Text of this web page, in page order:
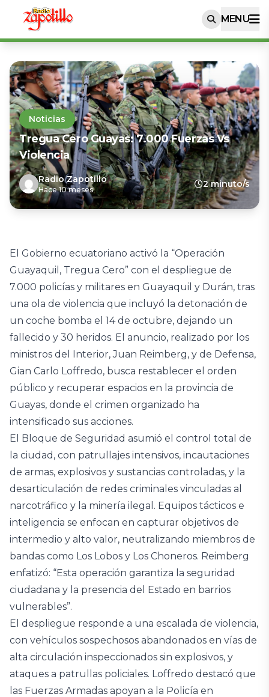
MENU
Noticias
Tregua Cero Guayas: 7.000 Fuerzas Vs
Violencia
Radio Zapotillo
Hace 10 meses
2 minuto/s
El Gobierno ecuatoriano activó la “Operación
Guayaquil, Tregua Cero” con el despliegue de
7.000 policías y militares en Guayaquil y Durán, tras
una ola de violencia que incluyó la detonación de
un coche bomba el 14 de octubre, dejando un
fallecido y 30 heridos. El anuncio, realizado por los
ministros del Interior, Juan Reimberg, y de Defensa,
Gian Carlo Loffredo, busca restablecer el orden
público y recuperar espacios en la provincia de
Guayas, donde el crimen organizado ha
intensificado sus acciones.
El Bloque de Seguridad asumió el control total de
la ciudad, con patrullajes intensivos, incautaciones
de armas, explosivos y sustancias controladas, y la
desarticulación de redes criminales vinculadas al
narcotráfico y la minería ilegal. Equipos tácticos e
inteligencia se enfocan en capturar objetivos de
intermedio y alto valor, neutralizando miembros de
bandas como Los Lobos y Los Choneros. Reimberg
enfatizó: “Esta operación garantiza la seguridad
ciudadana y la presencia del Estado en barrios
vulnerables”.
El despliegue responde a una escalada de violencia,
con vehículos sospechosos abandonados en vías de
alta circulación inspeccionados sin explosivos, y
ataques a patrullas policiales. Loffredo destacó que
las Fuerzas Armadas apoyan a la Policía en